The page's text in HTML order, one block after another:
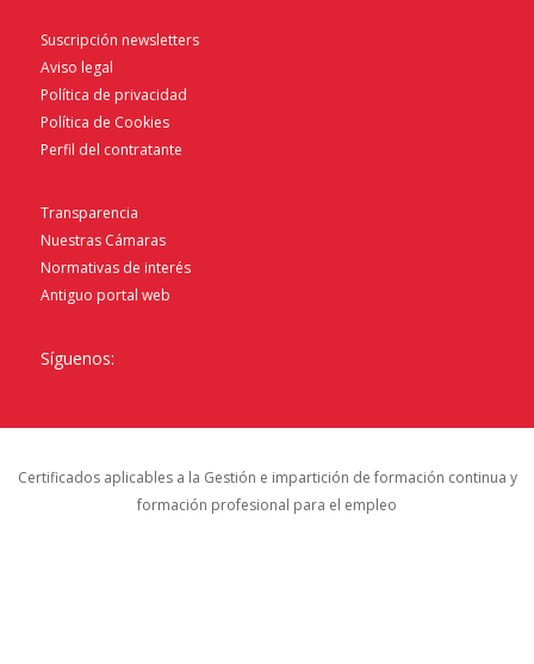
Suscripción newsletters
Aviso legal
Política de privacidad
Política de Cookies
Perfil del contratante
Transparencia
Nuestras Cámaras
Normativas de interés
Antiguo portal web
Síguenos:
Certificados aplicables a la Gestión e impartición de formación continua y
formación profesional para el empleo